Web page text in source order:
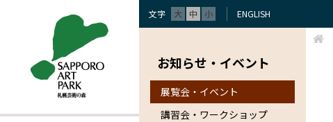
お知らせ・イベント
展覧会・イベント
講習会・ワークショップ
文字 大 中 小 ENGLISH